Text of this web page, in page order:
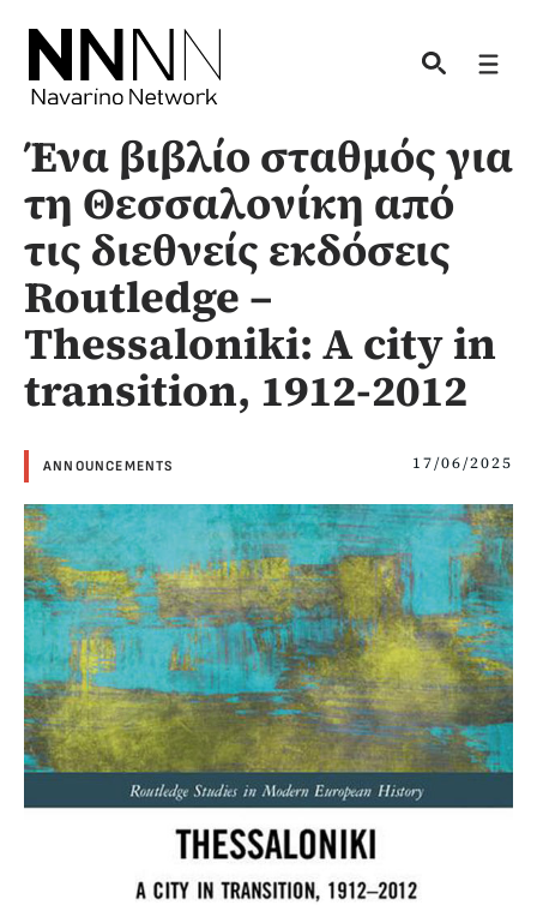
content
Ένα βιβλίο σταθμός για
τη Θεσσαλονίκη από
τις διεθνείς εκδόσεις
Routledge –
Thessaloniki: A city in
transition, 1912-2012
ANNOUNCEMENTS 17/06/2025